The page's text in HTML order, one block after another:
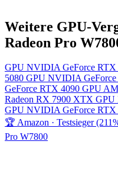
Weitere GPU-
Radeon Pro
GPU NVIDIA GeForce RTX
5080 GPU NVIDIA
GeForce RTX 4090 GPU
Radeon RX 7900 XTX GPU
GPU NVIDIA GeForce RTX
🏆 Amazon · Testsieger
Pro W7800